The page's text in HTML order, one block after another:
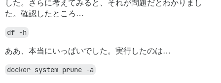
した。さらに考えてみると、それが問題だとわかりまし
た。確認したところ…
df -h
ああ、本当にいっぱいでした。実行したのは…
docker system prune -a